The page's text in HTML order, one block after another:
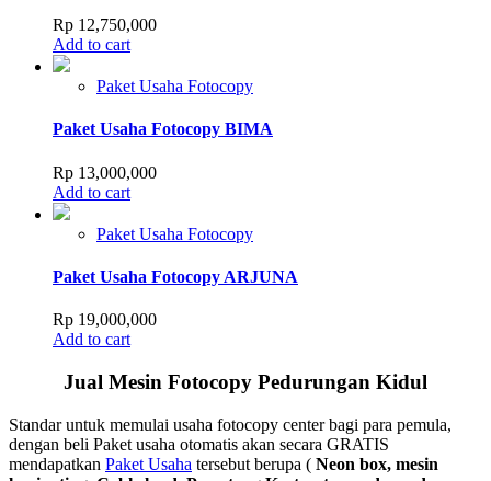
Rp 12,750,000
Add to cart
Paket Usaha Fotocopy
Paket Usaha Fotocopy BIMA
Rp 13,000,000
Add to cart
Paket Usaha Fotocopy
Paket Usaha Fotocopy ARJUNA
Rp 19,000,000
Add to cart
Jual Mesin Fotocopy Pedurungan Kidul
Standar untuk memulai usaha fotocopy center bagi para pemula,
dengan beli Paket usaha otomatis akan secara GRATIS
mendapatkan Paket Usaha tersebut berupa ( Neon box, mesin